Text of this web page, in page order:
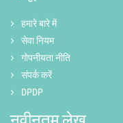
हमारे बारे में
सेवा नियम
गोपनीयता नीति
संपर्क करें
DPDP